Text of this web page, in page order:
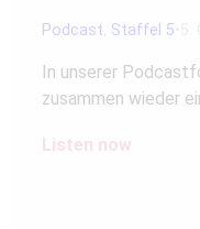
Podcast Staffel 5
In unserer
zusammen wieder
Listen now